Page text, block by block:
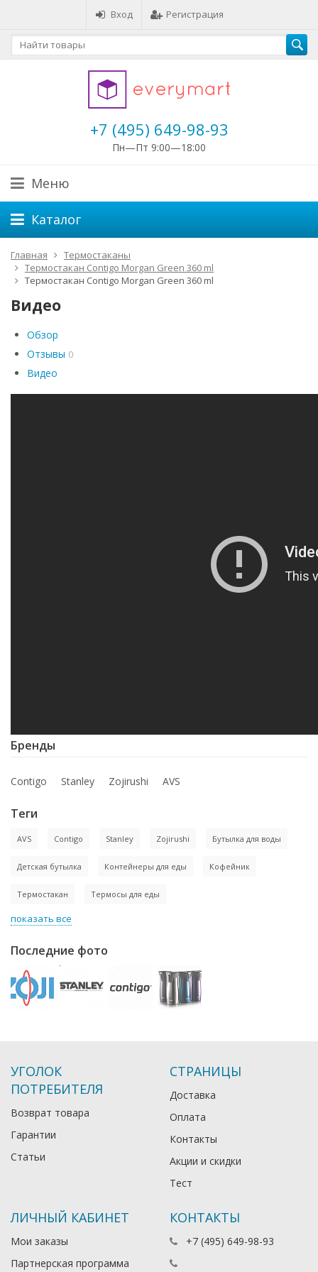
Вход Регистрация
+7 (495) 649-98-93
Пн—Пт 9:00—18:00
Меню
Каталог
Главная
Термостаканы
Термостакан Contigo Morgan Green 360 ml
Термостакан Contigo Morgan Green 360 ml
Видео
Обзор
Отзывы 0
Видео
Бренды
Contigo Stanley Zojirushi AVS
Теги
AVS Contigo Stanley Zojirushi Бутылка для воды
Детская бутылка Контейнеры для еды Кофейник
Термостакан Термосы для еды
показать все
Последние фото
УГОЛОК
ПОТРЕБИТЕЛЯ
Возврат товара
Гарантии
Статьи
СТРАНИЦЫ
Доставка
Оплата
Контакты
Акции и скидки
Тест
ЛИЧНЫЙ КАБИНЕТ
Мои заказы
Партнерская программа
КОНТАКТЫ
+7 (495) 649-98-93